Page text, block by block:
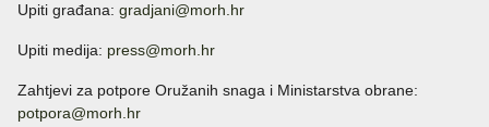
Upiti građana: gradjani@morh.hr
Upiti medija: press@morh.hr
Zahtjevi za potpore Oružanih snaga i Ministarstva obrane:
potpora@morh.hr